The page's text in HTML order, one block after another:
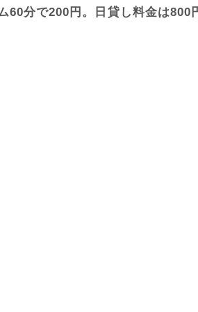
60分で200円。日貸し料金は800